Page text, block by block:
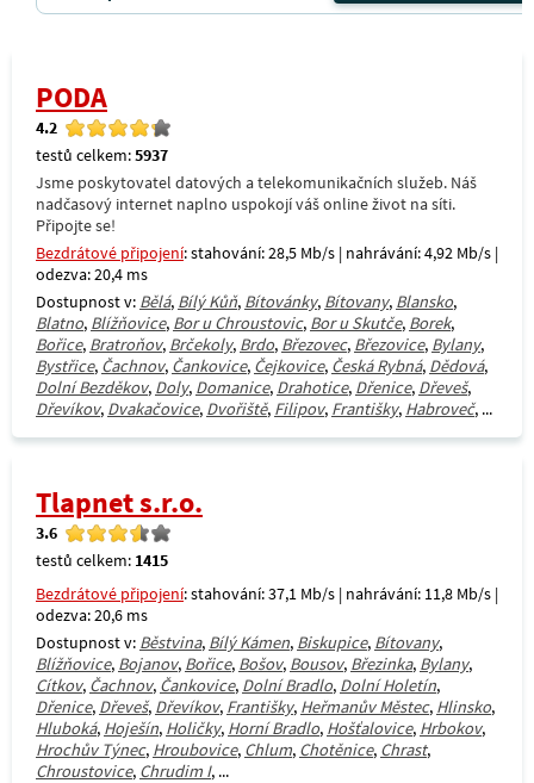
PODA
4.2
testů celkem:5937
Jsme poskytovatel datových a telekomunikačních služeb. Náš
nadčasový internet naplno uspokojí váš online život na síti.
Připojte se!
Bezdrátové připojení: stahování: 28,5 Mb/s | nahrávání: 4,92 Mb/s |
odezva: 20,4 ms
Dostupnost v: Bělá, Bílý Kůň, Bítovánky, Bítovany, Blansko,
Blatno, Blížňovice, Bor u Chroustovic, Bor u Skutče, Borek,
Bořice, Bratroňov, Brčekoly, Brdo, Březovec, Březovice, Bylany,
Bystřice, Čachnov, Čankovice, Čejkovice, Česká Rybná, Dědová,
Dolní Bezděkov, Doly, Domanice, Drahotice, Dřenice, Dřeveš,
Dřevíkov, Dvakačovice, Dvořiště, Filipov, Františky, Habroveč, ...
Tlapnet s.r.o.
3.6
testů celkem: 1415
Bezdrátové připojení: stahování: 37,1 Mb/s | nahrávání: 11,8 Mb/s |
odezva: 20,6 ms
Dostupnost v: Běstvina, Bílý Kámen, Biskupice, Bítovany,
Blížňovice, Bojanov, Bořice, Bošov, Bousov, Březinka, Bylany,
Cítkov, Čachnov, Čankovice, Dolní Bradlo, Dolní Holetín,
Dřenice, Dřeveš, Dřevíkov, Františky, Heřmanův Městec, Hlinsko,
Hluboká, Hoješín, Holičky, Horní Bradlo, Hošťalovice, Hrbokov,
Hrochův Týnec, Hroubovice, Chlum, Chotěnice, Chrast,
Chroustovice, Chrudim I, ...